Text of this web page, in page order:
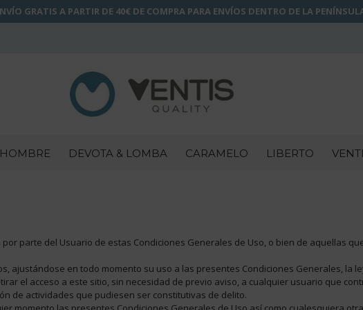
GRATIS A PARTIR DE 40€ DE COMPRA PARA ENVÍOS DENTRO DE LA
HOMBRE DEVOTA & LOMBA CARAMELO LIBERTO
parte del Usuario de estas Condiciones Generales de Uso, o bien de aquellas
ajustándose en todo momento su uso a las presentes Condiciones Generales, la
el acceso a este sitio, sin necesidad de previo aviso, a cualquier usuario que
de actividades que pudiesen ser constitutivas de delito.